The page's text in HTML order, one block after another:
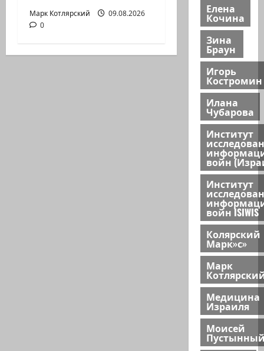
Марк Котлярский
09.08.2026
0
Елена
Кочина
Зина
Браун
Игорь
Костромин
Илана
Чубарова
Институт
войн
Институт
войн ISIWIS
Колярский
Марк»с»
Марк
Медицина
Израиля
Моисей